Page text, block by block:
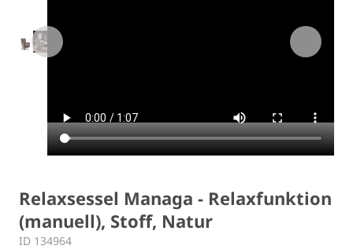
Relaxsessel Managa - Relaxfunktion
(manuell), Stoff, Natur
ID 134964